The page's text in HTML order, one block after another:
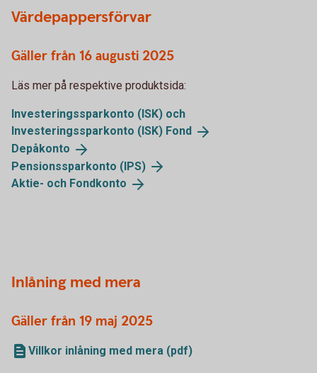
Värdepappersförvar
Gäller från 16 augusti 2025
Läs mer på respektive produktsida:
Investeringssparkonto (ISK) och
Investeringssparkonto (ISK) Fond
Depåkonto
Pensionssparkonto (IPS)
Aktie- och Fondkonto
Inlåning med mera
Gäller från 19 maj 2025
Villkor inlåning med mera (pdf)